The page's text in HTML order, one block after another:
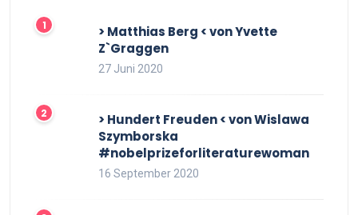
> Matthias Berg < von Yvette
Z`Graggen
27 Juni 2020
> Hundert Freuden < von Wislawa
Szymborska
#nobelprizeforliteraturewoman
16 September 2020